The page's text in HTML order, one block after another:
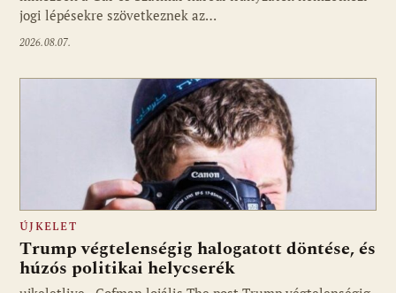
jogi lépésekre szövetkeznek az…
2026.08.07.
ÚJKELET
Trump végtelenségig halogatott döntése, és
húzós politikai helycserék